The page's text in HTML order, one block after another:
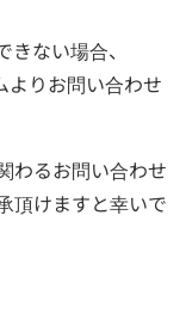
ない場合、
りお問い合わせ
わるお問い合わせ
頂けますと幸いで